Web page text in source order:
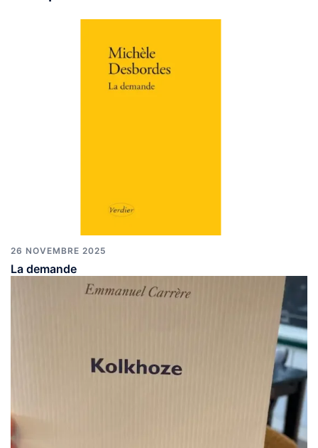
26 NOVEMBRE 2025
La demande